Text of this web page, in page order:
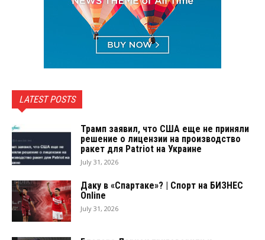
LATEST POSTS
Трамп заявил, что США еще не приняли
решение о лицензии на производство
ракет для Patriot на Украине
July 31, 2026
Даку в «Спартаке»? | Спорт на БИЗНЕС
Online
July 31, 2026